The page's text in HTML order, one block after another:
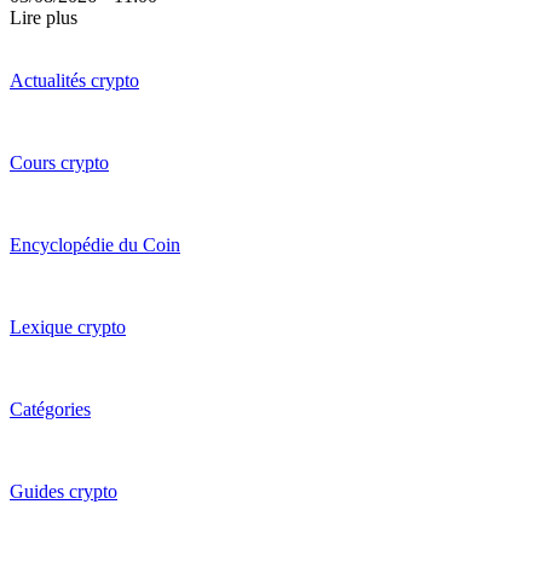
Lire plus
Actualités crypto
Cours crypto
Encyclopédie du Coin
Lexique crypto
Catégories
Guides crypto